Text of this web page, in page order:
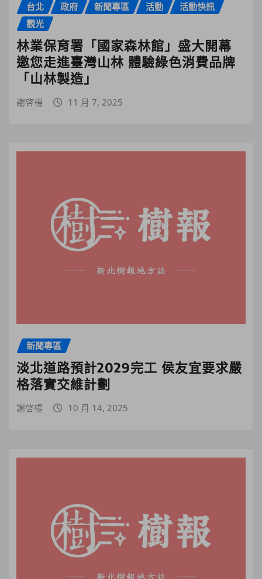
台北 政府 新聞專區 活動
活動快訊
觀光
林業保育署「國家森林館」盛大開幕
邀您走進臺灣山林 體驗綠色消費品牌
「山林製造」
謝啓楊 11 月 7, 2025
新聞專區
淡北道路預計2029完工 侯友宜要求嚴
格落實交維計劃
謝啓楊 10 月 14, 2025